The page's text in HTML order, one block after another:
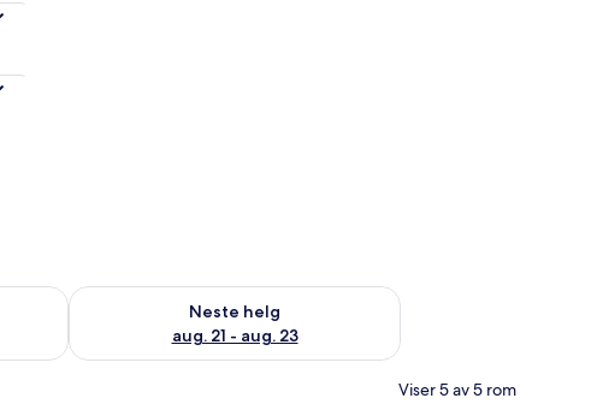
aug. 14 - aug. 16
Neste helg
aug. 21 - aug. 23
Sjekk tilgjengelighet for neste helg, aug. 21 - aug. 23
Viser 5 av 5 rom